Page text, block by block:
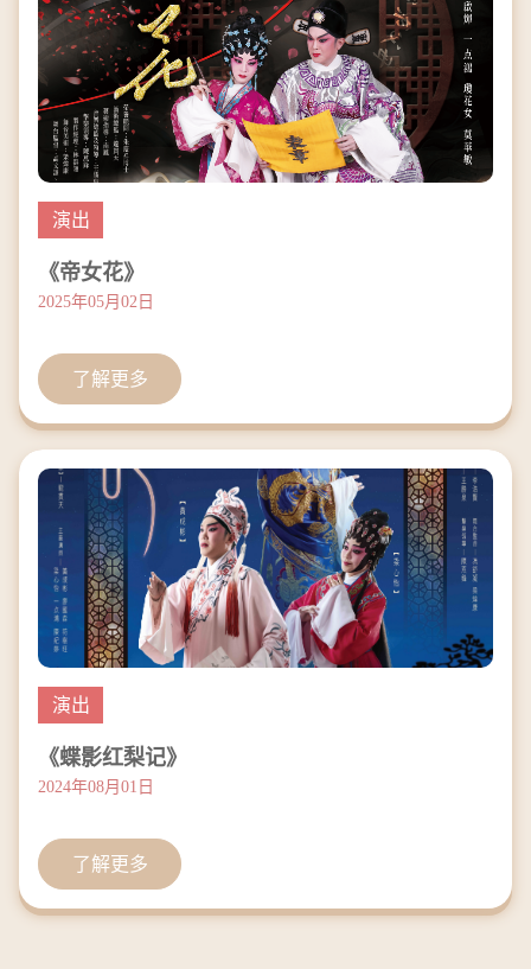
演出
《帝女花》
2025年05月02日
了解更多
演出
《蝶影红梨记》
2024年08月01日
了解更多